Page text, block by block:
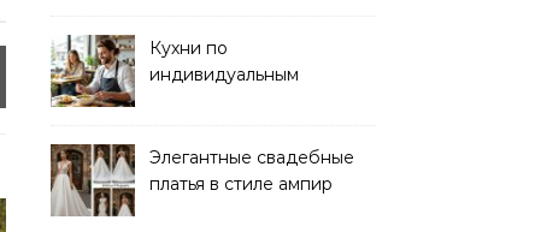
Кухни по
индивидуальным
Элегантные свадебные
платья в стиле ампир